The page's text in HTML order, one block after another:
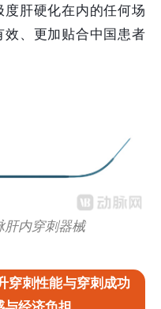
肝硬化在内的任何场
、更加贴合中国患者
肝内穿刺器械
穿刺性能与穿刺成功